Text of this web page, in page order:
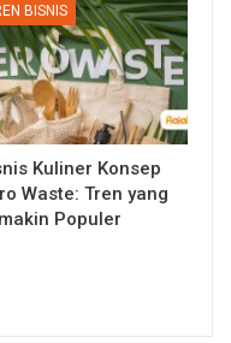
BISNIS
Kuliner Konsep
Waste: Tren yang
Populer